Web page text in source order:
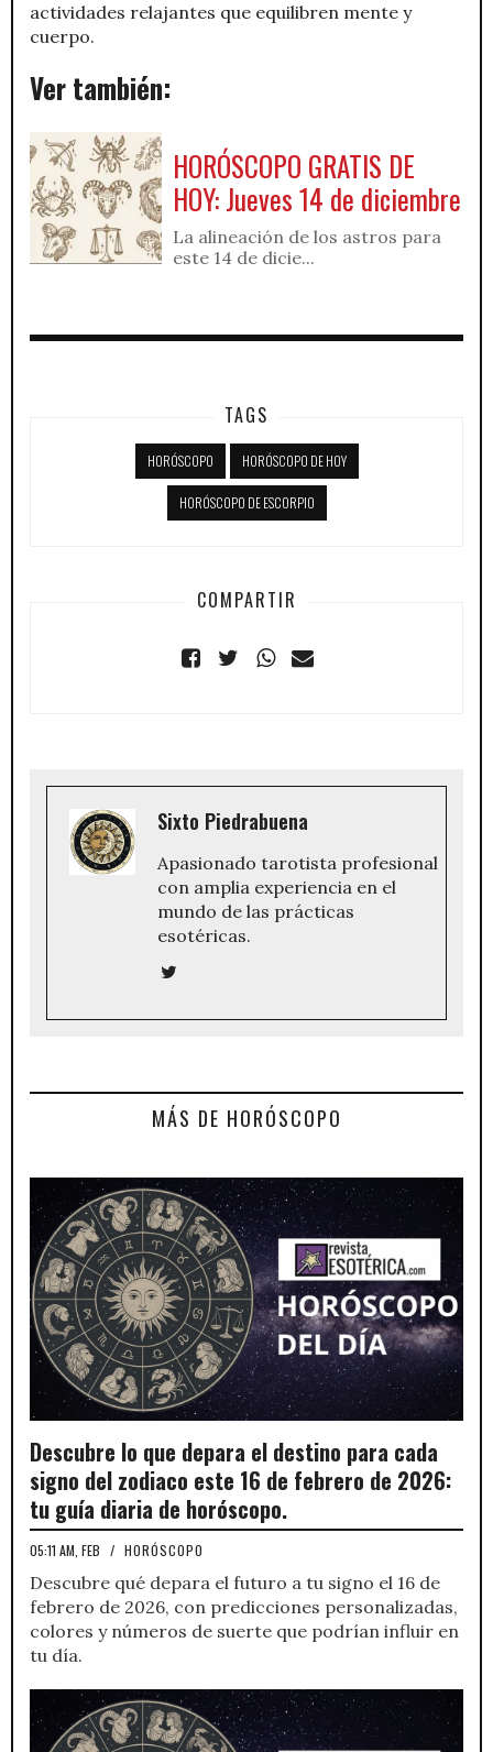
actividades relajantes que equilibren mente y
cuerpo.
Ver también:
HORÓSCOPO GRATIS DE
HOY: Jueves 14 de diciembre
La alineación de los astros para
este 14 de dicie...
TAGS
HORÓSCOPO HORÓSCOPO DE HOY
HORÓSCOPO DE ESCORPIO
COMPARTIR
Sixto Piedrabuena
Apasionado tarotista profesional
con amplia experiencia en el
mundo de las prácticas
esotéricas.
MÁS DE HORÓSCOPO
Descubre lo que depara el destino para cada
signo del zodiaco este 16 de febrero de 2026:
tu guía diaria de horóscopo.
05:11 AM, FEB / HORÓSCOPO
Descubre qué depara el futuro a tu signo el 16 de
febrero de 2026, con predicciones personalizadas,
colores y números de suerte que podrían influir en
tu día.